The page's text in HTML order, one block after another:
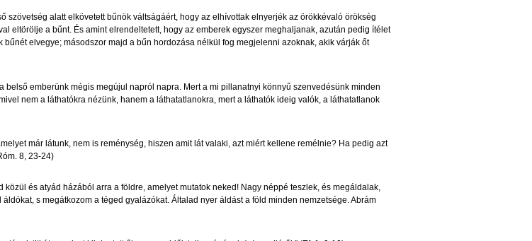
szövetség alatt elkövetett bűnök váltságáért, hogy az elhívottak elnyerjék az örökkévaló örökség
eltörölje a bűnt. És amint elrendeltetett, hogy az emberek egyszer meghaljanak, azután pedig ítélet
bűnét elvegye; másodszor majd a bűn hordozása nélkül fog megjelenni azoknak, akik várják őt
belső emberünk mégis megújul napról napra. Mert a mi pillanatnyi könnyű szenvedésünk minden
nem a láthatókra nézünk, hanem a láthatatlanokra, mert a láthatók ideig valók, a láthatatlanok
már látunk, nem is reménység, hiszen amit lát valaki, azt miért kellene remélnie? Ha pedig azt
8, 23-24)
és atyád házából arra a földre, amelyet mutatok neked! Nagy néppé teszlek, és megáldalak,
s megátkozom a téged gyalázókat. Általad nyer áldást a föld minden nemzetsége. Abrám